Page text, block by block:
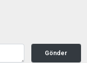
Gönder